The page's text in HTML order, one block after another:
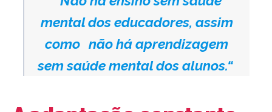
mental dos educadores, assim
como não há aprendizagem
sem saúde mental dos alunos.“